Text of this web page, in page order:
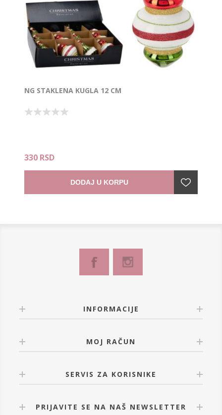
NG STAKLENA KUGLA 12 CM
330 RSD
DODAJ U KORPU
INFORMACIJE
MOJ RAČUN
SERVIS ZA KORISNIKE
PRIJAVITE SE NA NAŠ NEWSLETTER